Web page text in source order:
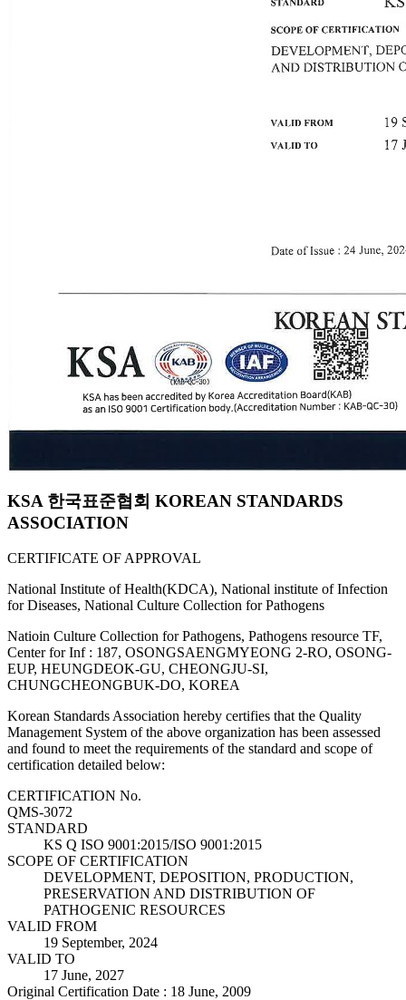
KSA 한국표준협회 KOREAN STANDARDS
ASSOCIATION
CERTIFICATE OF APPROVAL
National Institute of Health(KDCA), National institute of Infection
for Diseases, National Culture Collection for Pathogens
Natioin Culture Collection for Pathogens, Pathogens resource TF,
Center for Inf : 187, OSONGSAENGMYEONG 2-RO, OSONG-
EUP, HEUNGDEOK-GU, CHEONGJU-SI,
CHUNGCHEONGBUK-DO, KOREA
Korean Standards Association hereby certifies that the Quality
Management System of the above organization has been assessed
and found to meet the requirements of the standard and scope of
certification detailed below:
CERTIFICATION No.
QMS-3072
STANDARD
KS Q ISO 9001:2015/ISO 9001:2015
SCOPE OF CERTIFICATION
DEVELOPMENT, DEPOSITION, PRODUCTION,
PRESERVATION AND DISTRIBUTION OF
PATHOGENIC RESOURCES
VALID FROM
19 September, 2024
VALID TO
17 June, 2027
Original Certification Date : 18 June, 2009